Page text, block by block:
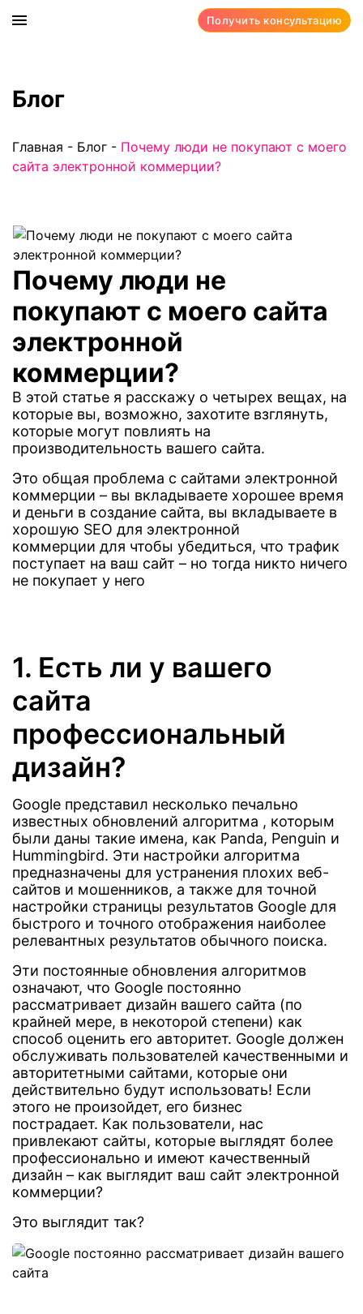
Получить консультацию
Блог
Главная - Блог - Почему люди не покупают с моего
сайта электронной коммерции?
Почему люди не
покупают с моего сайта
электронной
коммерции?
В этой статье я расскажу о четырех вещах, на
которые вы, возможно, захотите взглянуть,
которые могут повлиять на
производительность вашего сайта.
Это общая проблема с сайтами электронной
коммерции – вы вкладываете хорошее время
и деньги в создание сайта, вы вкладываете в
хорошую SEO для электронной
коммерции для чтобы убедиться, что трафик
поступает на ваш сайт – но тогда никто ничего
не покупает у него
1. Есть ли у вашего
сайта
профессиональный
дизайн?
Google представил несколько печально
известных обновлений алгоритма , которым
были даны такие имена, как Panda, Penguin и
Hummingbird. Эти настройки алгоритма
предназначены для устранения плохих веб-
сайтов и мошенников, а также для точной
настройки страницы результатов Google для
быстрого и точного отображения наиболее
релевантных результатов обычного поиска.
Эти постоянные обновления алгоритмов
означают, что Google постоянно
рассматривает дизайн вашего сайта (по
крайней мере, в некоторой степени) как
способ оценить его авторитет. Google должен
обслуживать пользователей качественными и
авторитетными сайтами, которые они
действительно будут использовать! Если
этого не произойдет, его бизнес
пострадает. Как пользователи, нас
привлекают сайты, которые выглядят более
профессионально и имеют качественный
дизайн – как выглядит ваш сайт электронной
коммерции?
Это выглядит так?